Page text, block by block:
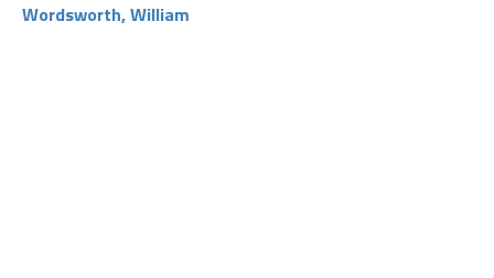
Wordsworth, William